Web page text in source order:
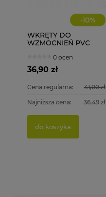
-10%
WKRĘTY DO
WZMOCNIEŃ PVC
1000 szt.0 ocen
36,90 zł
Cena regularna: 41,00 zł
Najniższa cena: 36,49 zł
do koszyka